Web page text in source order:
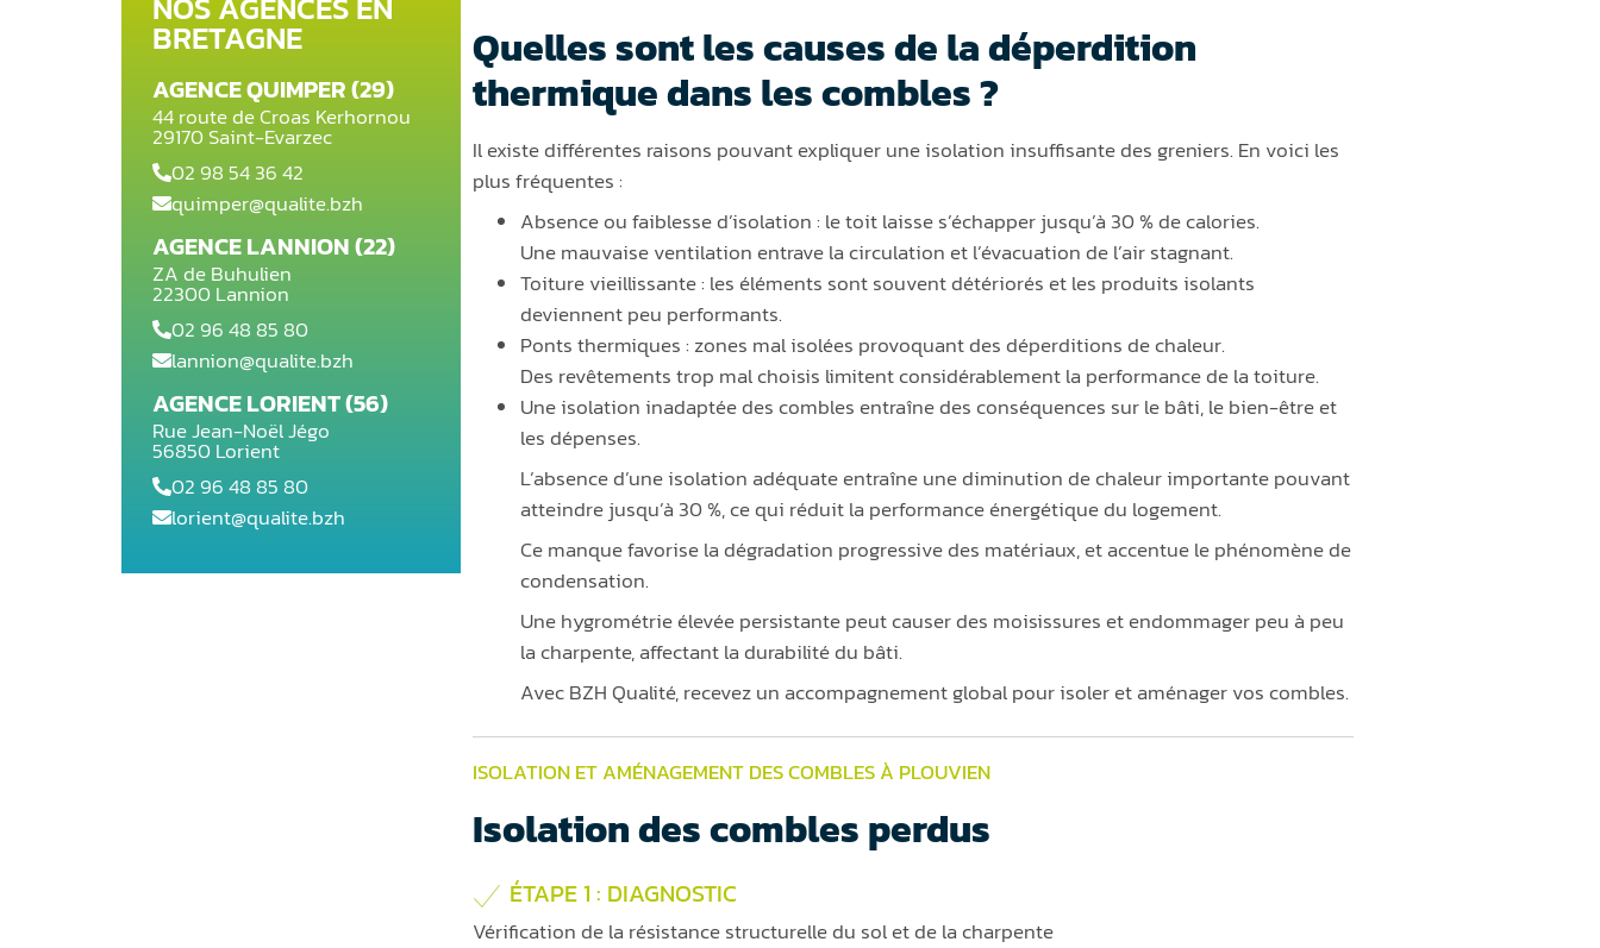
BRETAGNE
AGENCE QUIMPER (29)
44 route de Croas Kerhornou
29170 Saint-Evarzec
02 98 54 36 42
quimper@qualite.bzh
AGENCE LANNION (22)
ZA de Buhulien
22300 Lannion
02 96 48 85 80
lannion@qualite.bzh
AGENCE LORIENT (56)
Rue Jean-Noël Jégo
56850 Lorient
02 96 48 85 80
lorient@qualite.bzh
Quelles sont les causes de la déperdition
thermique dans les combles ?
Il existe différentes raisons pouvant expliquer une isolation insuffisante des greniers. En voici les
plus fréquentes :
Absence ou faiblesse d’isolation : le toit laisse s’échapper jusqu’à 30 % de calories.
Une mauvaise ventilation entrave la circulation et l’évacuation de l’air stagnant.
Toiture vieillissante : les éléments sont souvent détériorés et les produits isolants
deviennent peu performants.
Ponts thermiques : zones mal isolées provoquant des déperditions de chaleur.
Des revêtements trop mal choisis limitent considérablement la performance de la toiture.
Une isolation inadaptée des combles entraîne des conséquences sur le bâti, le bien-être et
les dépenses.
L’absence d’une isolation adéquate entraîne une diminution de chaleur importante pouvant
atteindre jusqu’à 30 %, ce qui réduit la performance énergétique du logement.
Ce manque favorise la dégradation progressive des matériaux, et accentue le phénomène de
condensation.
Une hygrométrie élevée persistante peut causer des moisissures et endommager peu à peu
la charpente, affectant la durabilité du bâti.
Avec BZH Qualité, recevez un accompagnement global pour isoler et aménager vos combles.
ISOLATION ET AMÉNAGEMENT DES COMBLES À PLOUVIEN
Isolation des combles perdus
ÉTAPE 1 : DIAGNOSTIC
Vérification de la résistance structurelle du sol et de la charpente